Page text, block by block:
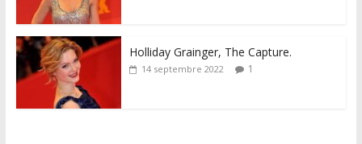
Holliday Grainger, The Capture.
14 septembre 2022 1